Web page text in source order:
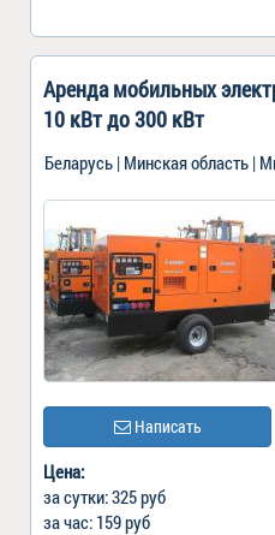
Аренда мобильных
10 кВт до 300 кВт
Беларусь | Минская область |
Написать
Цена:
за сутки: 325 руб
за час: 159 руб